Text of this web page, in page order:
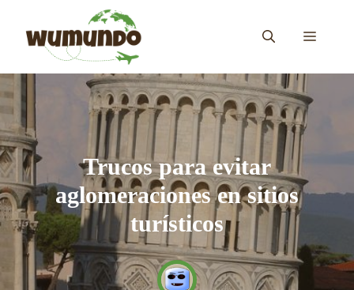
contenido
MENÚ
Trucos para evitar
aglomeraciones en sitios
turísticos